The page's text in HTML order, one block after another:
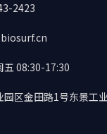
2423
五 08:30-17:30
园区金田路1号东景工